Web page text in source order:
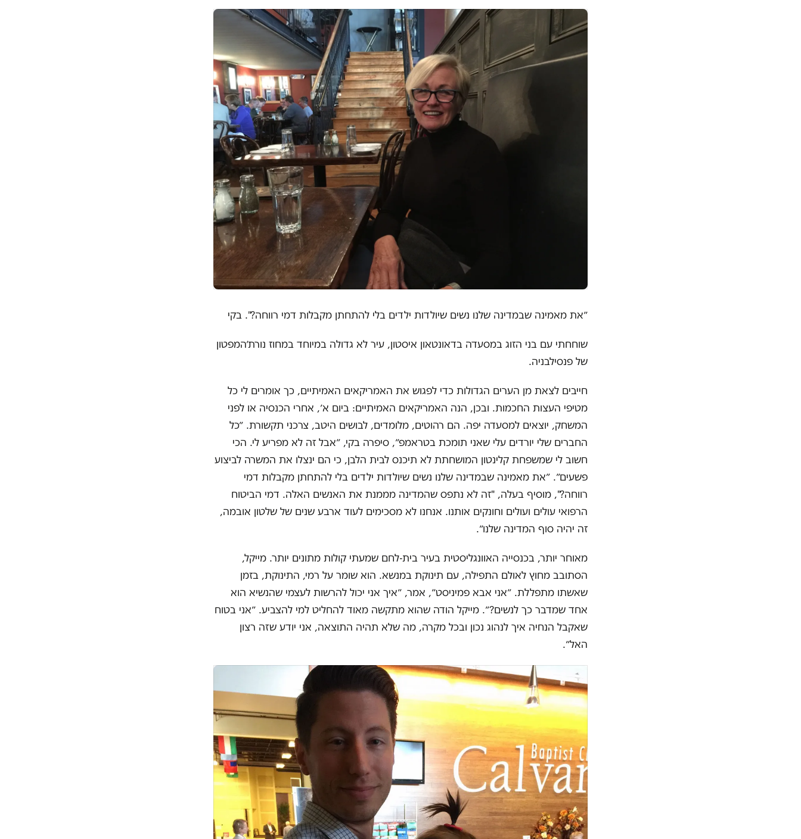
״את מאמינה שבמדינה שלנו נשים שיולדות ילדים בלי להתחתן מקבלות דמי רווחה?". בקי
שוחחתי עם בני הזוג במסעדה בדאונטאון איסטון, עיר לא גדולה במיוחד במחוז נורת׳המפטון
של פנסילבניה.
חייבים לצאת מן הערים הגדולות כדי לפגוש את האמריקאים האמיתיים, כך אומרים לי כל
מטיפי העצות החכמות. ובכן, הנה האמריקאים האמיתיים: ביום א׳, אחרי הכנסיה או לפני
המשחק, יוצאים למסעדה יפה. הם רהוטים, מלומדים, לבושים היטב, צרכני תקשורת. ״כל
החברים שלי יורדים עלי שאני תומכת בטראמפ״, סיפרה בקי, ״אבל זה לא מפריע לי. הכי
חשוב לי שמשפחת קלינטון המושחתת לא תיכנס לבית הלבן, כי הם ינצלו את המשרה לביצוע
פשעים״. ״את מאמינה שבמדינה שלנו נשים שיולדות ילדים בלי להתחתן מקבלות דמי
רווחה?", מוסיף בעלה, "זה לא נתפס שהמדינה מממנת את האנשים האלה. דמי הביטוח
הרפואי עולים ועולים וחונקים אותנו. אנחנו לא מסכימים לעוד ארבע שנים של שלטון אובמה,
זה יהיה סוף המדינה שלנו״.
מאוחר יותר, בכנסייה האוונגליסטית בעיר בית-לחם שמעתי קולות מתונים יותר. מייקל,
הסתובב מחוץ לאולם התפילה, עם תינוקת במנשא. הוא שומר על רמי, התינוקת, בזמן
שאשתו מתפללת. ״אני אבא פמיניסט״, אמר, ״איך אני יכול להרשות לעצמי שהנשיא הוא
אחד שמדבר כך לנשים?״. מייקל הודה שהוא מתקשה מאוד להחליט למי להצביע. ״אני בטוח
שאקבל הנחיה איך לנהוג נכון ובכל מקרה, מה שלא תהיה התוצאה, אני יודע שזה רצון
האל״.